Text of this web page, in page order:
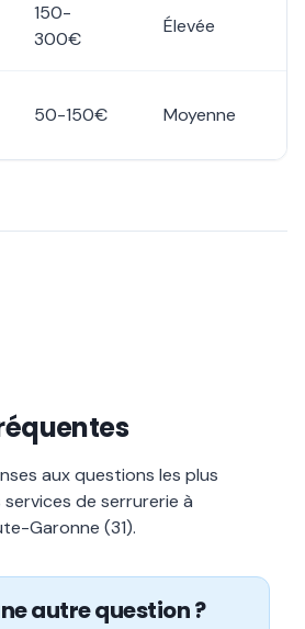
150-
300€
Élevée
50-150€ Moyenne
aux questions les plus
de serrurerie à
Garonne (31).
autre question ?